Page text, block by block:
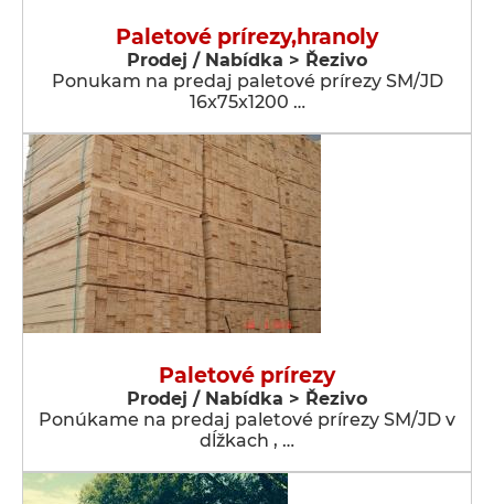
Paletové prírezy,hranoly
Prodej / Nabídka > Řezivo
Ponukam na predaj paletové prírezy SM/JD
16x75x1200 …
Paletové prírezy
Prodej / Nabídka > Řezivo
Ponúkame na predaj paletové prírezy SM/JD v
dĺžkach , …